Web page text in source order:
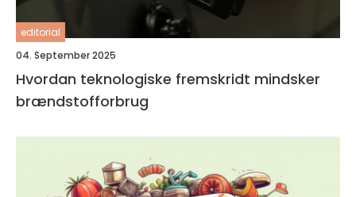
editorial
04. September 2025
Hvordan teknologiske fremskridt mindsker
brændstofforbrug